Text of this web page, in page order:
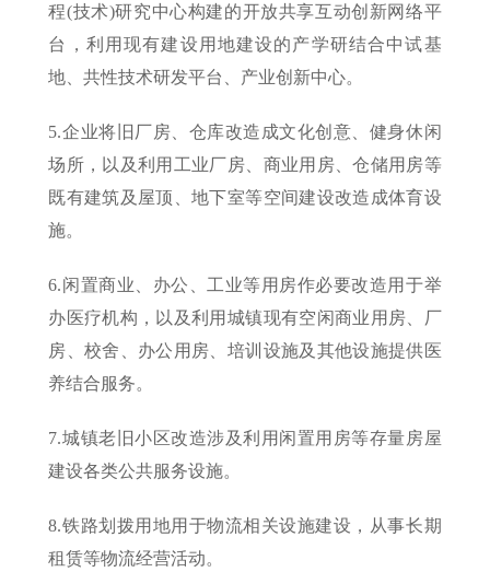
程(技术)研究中心构建的开放共享互动创新网络平
台，利用现有建设用地建设的产学研结合中试基
地、共性技术研发平台、产业创新中心。
5.企业将旧厂房、仓库改造成文化创意、健身休闲
场所，以及利用工业厂房、商业用房、仓储用房等
既有建筑及屋顶、地下室等空间建设改造成体育设
施。
6.闲置商业、办公、工业等用房作必要改造用于举
办医疗机构，以及利用城镇现有空闲商业用房、厂
房、校舍、办公用房、培训设施及其他设施提供医
养结合服务。
7.城镇老旧小区改造涉及利用闲置用房等存量房屋
建设各类公共服务设施。
8.铁路划拨用地用于物流相关设施建设，从事长期
租赁等物流经营活动。